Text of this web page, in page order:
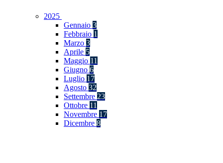
2025
Gennaio 3
Febbraio 1
Marzo 3
Aprile 5
Maggio 11
Giugno 6
Luglio 17
Agosto 32
Settembre 23
Ottobre 11
Novembre 17
Dicembre 8